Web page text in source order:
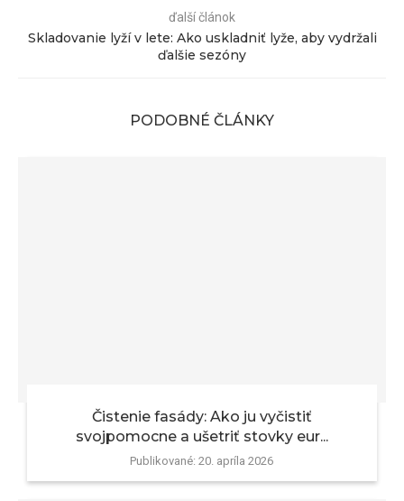
ďalší článok
Skladovanie lyží v lete: Ako uskladniť lyže, aby vydržali
ďalšie sezóny
PODOBNÉ ČLÁNKY
Čistenie fasády: Ako ju vyčistiť
svojpomocne a ušetriť stovky eur...
Publikované: 20. apríla 2026